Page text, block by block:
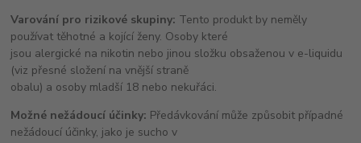
Varování pro rizikové skupiny: Tento produkt by neměly
používat těhotné a kojící ženy. Osoby které
jsou alergické na nikotin nebo jinou složku obsaženou v e-liquidu
(viz přesné složení na vnější straně
obalu) a osoby mladší 18 nebo nekuřáci.
Možné nežádoucí účinky: Předávkování může způsobit případné
nežádoucí účinky, jako je sucho v